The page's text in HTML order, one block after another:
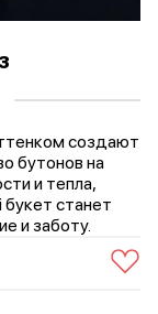
создают
бутонов на
и тепла,
букет станет
и заботу.